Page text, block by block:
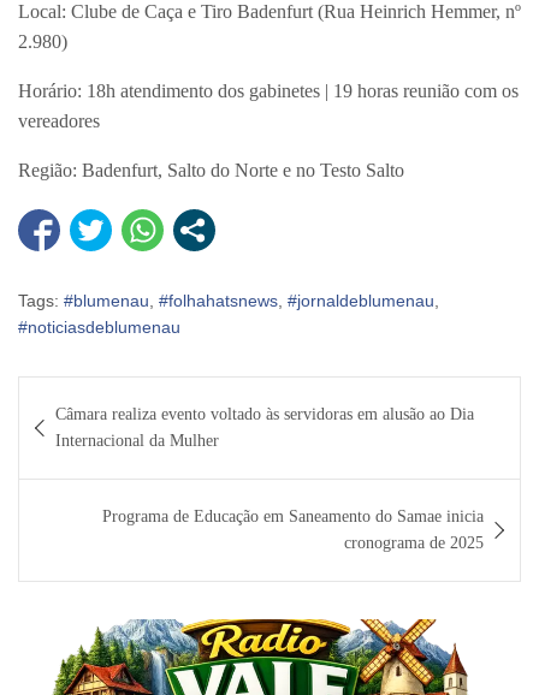
Local: Clube de Caça e Tiro Badenfurt (Rua Heinrich Hemmer, nº
2.980)
Horário: 18h atendimento dos gabinetes | 19 horas reunião com os
vereadores
Região: Badenfurt, Salto do Norte e no Testo Salto
Tags: #blumenau #folhahatsnews #jornaldeblumenau
#noticiasdeblumenau
de
Post
Câmara realiza evento voltado às servidoras em alusão ao Dia
Internacional da Mulher
Programa de Educação em Saneamento do Samae inicia
cronograma de 2025